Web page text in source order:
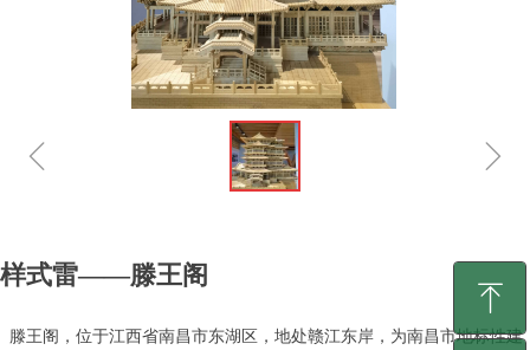
样式雷——滕王阁
滕王阁，位于江西省南昌市东湖区，地处赣江东岸，为南昌市地标性建
ꁆ ꁇ
ꁸ